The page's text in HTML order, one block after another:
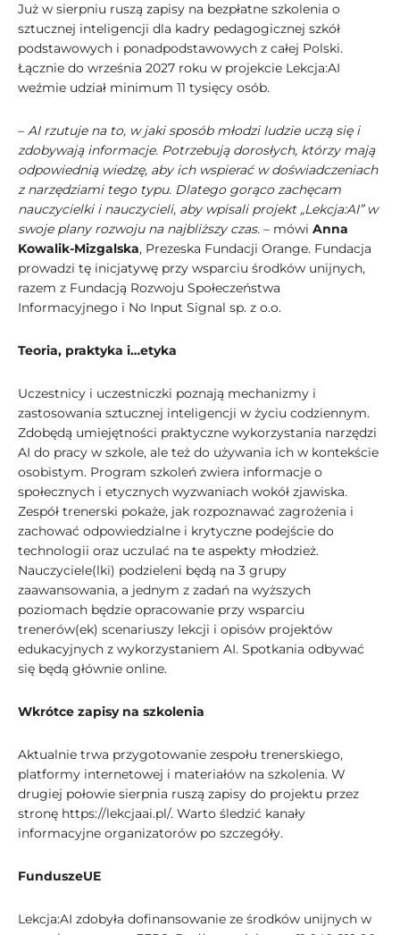
Już w sierpniu ruszą zapisy na bezpłatne szkolenia o
sztucznej inteligencji dla kadry pedagogicznej szkół
podstawowych i ponadpodstawowych z całej Polski.
Łącznie do września 2027 roku w projekcie Lekcja:AI
weźmie udział minimum 11 tysięcy osób.
– AI rzutuje na to, w jaki sposób młodzi ludzie uczą się i
zdobywają informacje. Potrzebują dorosłych, którzy mają
odpowiednią wiedzę, aby ich wspierać w doświadczeniach
z narzędziami tego typu. Dlatego gorąco zachęcam
nauczycielki i nauczycieli, aby wpisali projekt „Lekcja:AI” w
swoje plany rozwoju na najbliższy czas. – mówi Anna
Kowalik-Mizgalska, Prezeska Fundacji Orange. Fundacja
prowadzi tę inicjatywę przy wsparciu środków unijnych,
razem z Fundacją Rozwoju Społeczeństwa
Informacyjnego i No Input Signal sp. z o.o.
Teoria, praktyka i…etyka
Uczestnicy i uczestniczki poznają mechanizmy i
zastosowania sztucznej inteligencji w życiu codziennym.
Zdobędą umiejętności praktyczne wykorzystania narzędzi
AI do pracy w szkole, ale też do używania ich w kontekście
osobistym. Program szkoleń zwiera informacje o
społecznych i etycznych wyzwaniach wokół zjawiska.
Zespół trenerski pokaże, jak rozpoznawać zagrożenia i
zachować odpowiedzialne i krytyczne podejście do
technologii oraz uczulać na te aspekty młodzież.
Nauczyciele(lki) podzieleni będą na 3 grupy
zaawansowania, a jednym z zadań na wyższych
poziomach będzie opracowanie przy wsparciu
trenerów(ek) scenariuszy lekcji i opisów projektów
edukacyjnych z wykorzystaniem AI. Spotkania odbywać
się będą głównie online.
Wkrótce zapisy na szkolenia
Aktualnie trwa przygotowanie zespołu trenerskiego,
platformy internetowej i materiałów na szkolenia. W
drugiej połowie sierpnia ruszą zapisy do projektu przez
stronę https://lekcjaai.pl/. Warto śledzić kanały
informacyjne organizatorów po szczegóły.
FunduszeUE
Lekcja:AI zdobyła dofinansowanie ze środków unijnych w